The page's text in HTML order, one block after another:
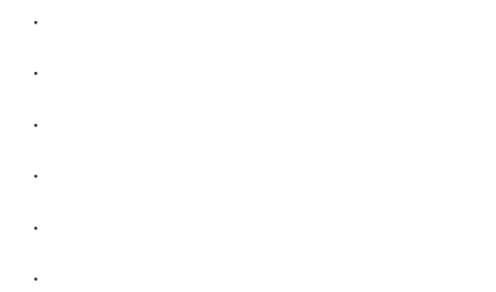
•
•
•
•
•
•